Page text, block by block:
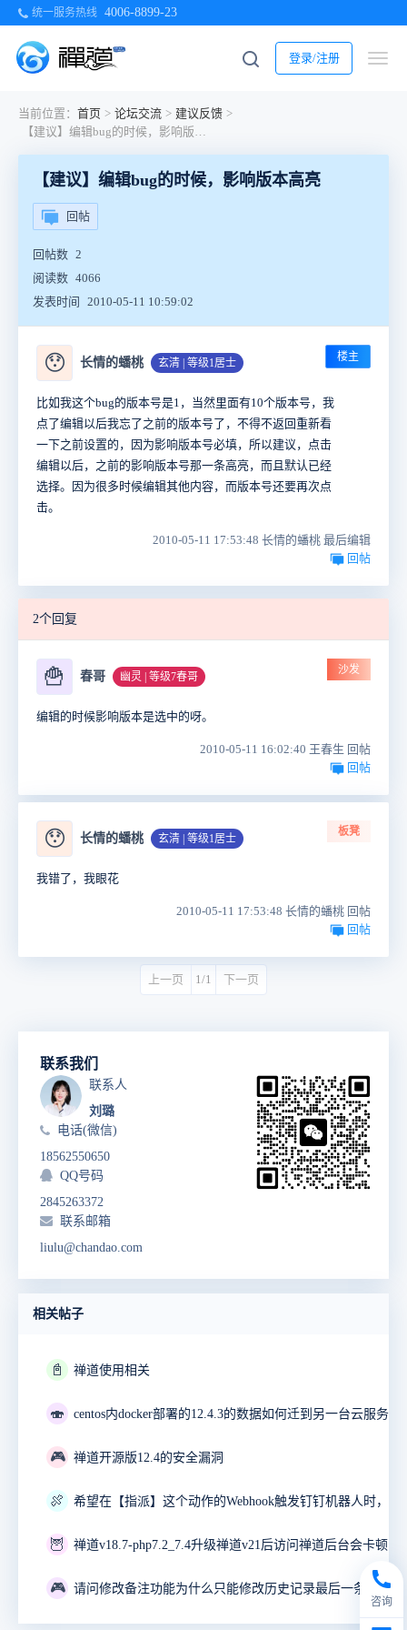
统一服务热线 4006-8899-23
登录/注册
当前位置： 首页 > 论坛交流 > 建议反馈 >
【建议】编辑bug的时候，影响版本高亮
【建议】编辑bug的时候，影响版本高亮
回帖
回帖数 2
阅读数 4066
发表时间
2010-05-11 10:59:02
😯 长情的蟠桃 玄清 | 等级1居士 楼主
比如我这个bug的版本号是1，当然里面有10个版本号，我
点了编辑以后我忘了之前的版本号了，不得不返回重新看
一下之前设置的，因为影响版本号必填，所以建议，点击
编辑以后，之前的影响版本号那一条高亮，而且默认已经
选择。因为很多时候编辑其他内容，而版本号还要再次点
击。
2010-05-11 17:53:48 长情的蟠桃 最后编辑
回帖
2个回复
🍟 春哥 幽灵 | 等级7春哥
沙发
编辑的时候影响版本是选中的呀。
2010-05-11 16:02:40 王春生 回帖
回帖
😯 长情的蟠桃 玄清 | 等级1居士
板凳
我错了，我眼花
2010-05-11 17:53:48 长情的蟠桃 回帖
回帖
上一页 1/1 下一页
联系我们
联系人
刘璐
电话(微信)
18562550650
QQ号码
2845263372
联系邮箱
liulu@chandao.com
相关帖子
📓 禅道使用相关
🍣
🎮 禅道开源版12.4的安全漏洞
🍖
🦉 禅道v18.7-php7.2_7.4升级禅道v21后访问禅道后台会卡顿10
🎮
咨询